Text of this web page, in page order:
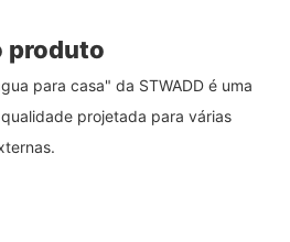
produto
para casa" da STWADD é uma
projetada para várias